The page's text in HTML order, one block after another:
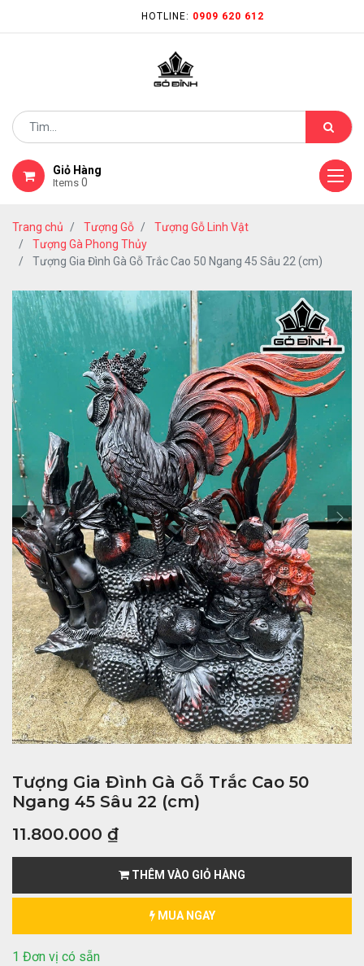
HOTLINE: 0909 620 612
Giỏ Hàng
Items 0
Trang chủ Tượng Gỗ
Tượng Gỗ Linh Vật
Tượng Gà Phong Thủy
Tượng Gia Đình Gà Gỗ Trắc Cao 50 Ngang 45 Sâu 22 (cm)
Tượng Gia Đình Gà Gỗ Trắc Cao 50
Ngang 45 Sâu 22 (cm)
11.800.000 ₫
THÊM VÀO GIỎ HÀNG
MUA NGAY
1 Đơn vị có sẵn